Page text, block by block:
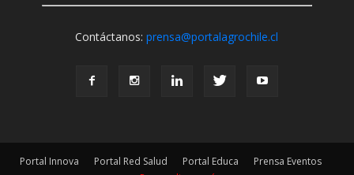
Contáctanos:prensa@portalagrochile.cl
Portal Innova Portal Red Salud Portal Educa
Prensa Eventos